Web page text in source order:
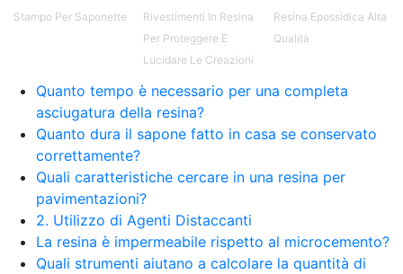
Applicazioni di Epossidici Colle epossidiche
Mastice epossidico Adesivo epossidico
bicomponente Malta epossidica Colla
bicomponente Pavimento epossidico pro e
contro Epossidica Colla epossidica plastica See
all articles →
Stampo Per Saponette
Rivestimenti In Resina
Per Proteggere E
Lucidare Le Creazioni
Resina Epossidica Alta
Qualità
Quanto tempo è necessario per una completa
asciugatura della resina?
Quanto dura il sapone fatto in casa se conservato
correttamente?
Quali caratteristiche cercare in una resina per
pavimentazioni?
2. Utilizzo di Agenti Distaccanti
La resina è impermeabile rispetto al microcemento?
Quali strumenti aiutano a calcolare la quantità di